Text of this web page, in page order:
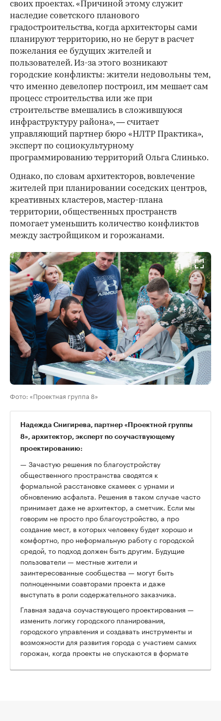
своих проектах. «Причиной этому служит
наследие советского планового
градостроительства, когда архитекторы сами
планируют территорию, но не берут в расчет
пожелания ее будущих жителей и
пользователей. Из-за этого возникают
городские конфликты: жители недовольны тем,
что именно девелопер построил, им мешает сам
процесс строительства или же при
строительстве вмешались в сложившуюся
инфраструктуру района», — считает
управляющий партнер бюро «НЛТР Практика»,
эксперт по социокультурному
программированию территорий Ольга Слинько.
Однако, по словам архитекторов, вовлечение
жителей при планировании соседских центров,
креативных кластеров, мастер-плана
территории, общественных пространств
помогает уменьшить количество конфликтов
между застройщиком и горожанами.
Фото: «Проектная группа 8»
Надежда Снигирева, партнер «Проектной группы
8», архитектор, эксперт по соучаствующему
проектированию:
— Зачастую решения по благоустройству
общественного пространства сводятся к
формальной расстановке скамеек с урнами и
обновлению асфальта. Решения в таком случае часто
принимает даже не архитектор, а сметчик. Если мы
говорим не просто про благоустройство, а про
создание мест, в которых человеку будет хорошо и
комфортно, про неформальную работу с городской
средой, то подход должен быть другим. Будущие
пользователи — местные жители и
заинтересованные сообщества — могут быть
полноценными соавторами проекта и даже
выступать в роли содержательного заказчика.
Главная задача соучаствующего проектирования —
изменить логику городского планирования,
городского управления и создавать инструменты и
возможности для развития города с участием самих
горожан, когда проекты не спускаются в формате